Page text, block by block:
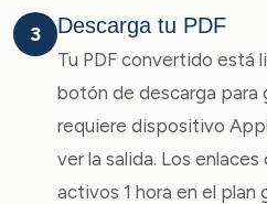
3 Descarga tu PDF
Tu PDF convertido está
botón de descarga para
requiere dispositivo
ver la salida. Los
activos 1 hora en el plan